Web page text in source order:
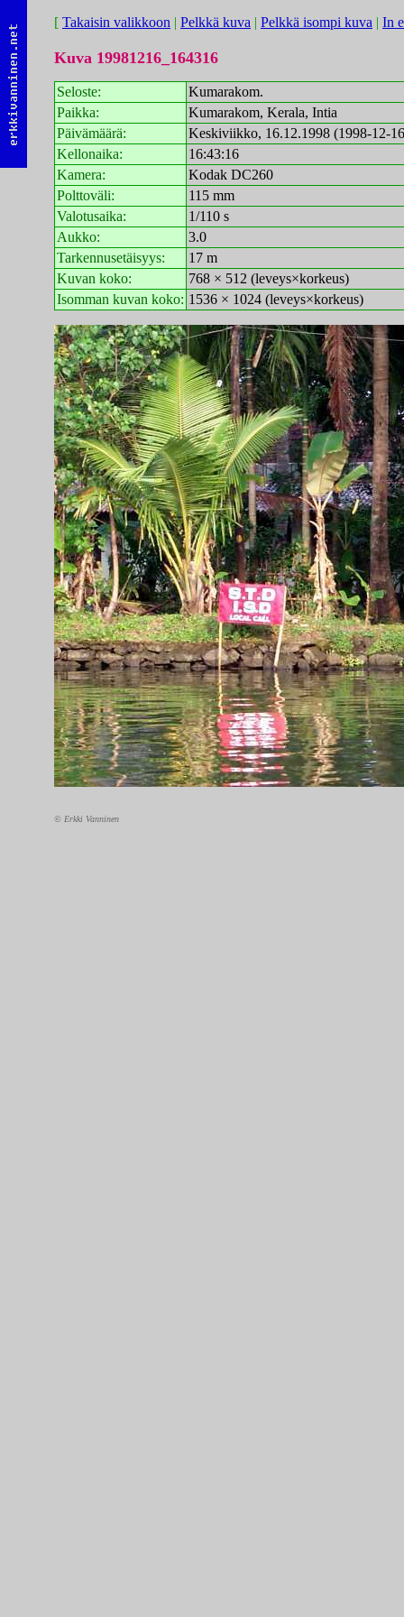
[ Takaisin valikkoon | Pelkkä kuva | Pelkkä isompi kuva | In
Kuva 19981216_164316
Seloste:
Kumarakom.
Paikka:
Kumarakom, Kerala, Intia
Päivämäärä:
Keskiviikko, 16.12.1998 (1998-12-
Kellonaika:
16:43:16
Kamera:
Kodak DC260
Polttoväli:
115 mm
Valotusaika:
1/110 s
Aukko:
3.0
Tarkennusetäisyys:
17 m
Kuvan koko:
768 × 512 (leveys×korkeus)
Isomman kuvan koko: 1536 × 1024 (leveys×korkeus)
© Erkki Vanninen